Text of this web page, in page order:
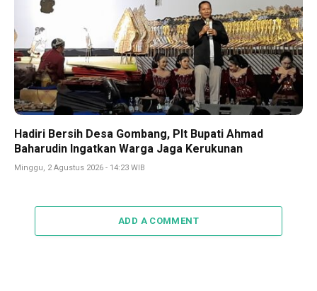
Hadiri Bersih Desa Gombang, Plt Bupati Ahmad
Baharudin Ingatkan Warga Jaga Kerukunan
Minggu, 2 Agustus 2026 - 14:23 WIB
ADD A COMMENT